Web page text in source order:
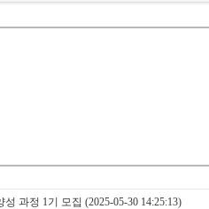
성 과정 1기 모집 (2025-05-30 14:25:13)